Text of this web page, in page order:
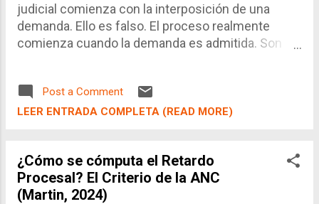
"Familiaristas" se identifican como ...
judicial comienza con la interposición de una
demanda. Ello es falso. El proceso realmente
comienza cuando la demanda es admitida. Son
inadmisibilidad es un estadío previo al inicio de un
proceso (admisión), al fin anticipado de éste
Post a Comment
LEER ENTRADA COMPLETA (READ MORE)
¿Cómo se cómputa el Retardo
Procesal? El Criterio de la ANC
(Martin, 2024)